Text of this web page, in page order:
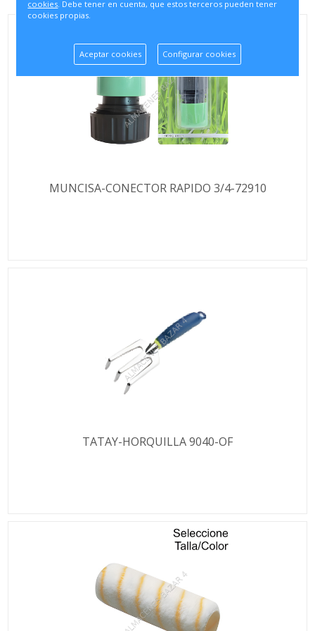
MUNCISA-CONECTOR RAPIDO 3/4-72910
TATAY-HORQUILLA 9040-OF
cookies. Debe tener en cuenta, que estos terceros pueden tener
cookies propias.
Aceptar cookies Configurar cookies